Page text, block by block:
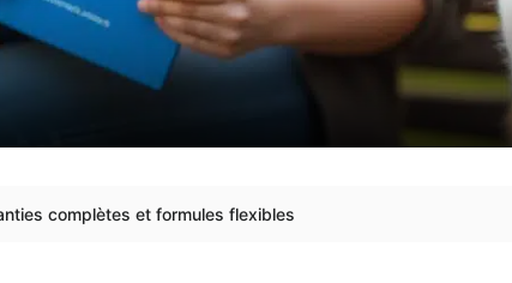
complètes et formules flexibles